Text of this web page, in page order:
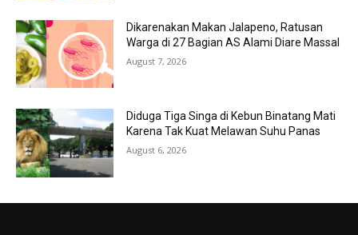
Dikarenakan Makan Jalapeno, Ratusan
Warga di 27 Bagian AS Alami Diare Massal
August 7, 2026
Diduga Tiga Singa di Kebun Binatang Mati
Karena Tak Kuat Melawan Suhu Panas
August 6, 2026